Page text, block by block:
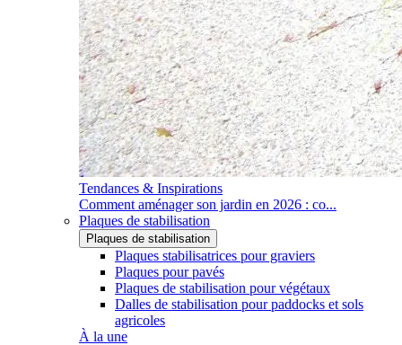
Tendances & Inspirations
Comment aménager son jardin en 2026 : co...
Plaques de stabilisation
Plaques de stabilisation
Plaques stabilisatrices pour graviers
Plaques pour pavés
Plaques de stabilisation pour végétaux
Dalles de stabilisation pour paddocks et sols
agricoles
À la une